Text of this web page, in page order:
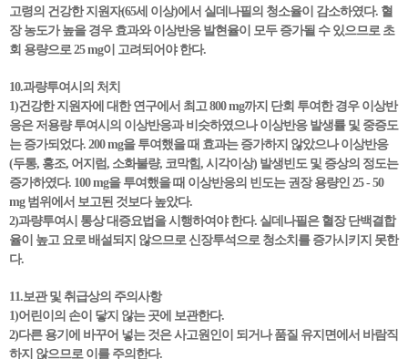
고령의 건강한 지원자(65세 이상)에서 실데나필의 청소율이 감소하였다. 혈
장 농도가 높을 경우 효과와 이상반응 발현율이 모두 증가될 수 있으므로 초
회 용량으로 25 mg이 고려되어야 한다.
10.과량투여시의 처치
1)건강한 지원자에 대한 연구에서 최고 800 mg까지 단회 투여한 경우 이상반
응은 저용량 투여시의 이상반응과 비슷하였으나 이상반응 발생률 및 중증도
는 증가되었다. 200 mg을 투여했을 때 효과는 증가하지 않았으나 이상반응
(두통, 홍조, 어지럼, 소화불량, 코막힘, 시각이상) 발생빈도 및 증상의 정도는
증가하였다. 100 mg을 투여했을 때 이상반응의 빈도는 권장 용량인 25 - 50
mg 범위에서 보고된 것보다 높았다.
2)과량투여시 통상 대증요법을 시행하여야 한다. 실데나필은 혈장 단백결합
율이 높고 요로 배설되지 않으므로 신장투석으로 청소치를 증가시키지 못한
다.
11.보관 및 취급상의 주의사항
1)어린이의 손이 닿지 않는 곳에 보관한다.
2)다른 용기에 바꾸어 넣는 것은 사고원인이 되거나 품질 유지면에서 바람직
하지 않으므로 이를 주의한다.